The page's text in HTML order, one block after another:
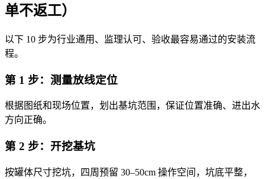
单不返工）
以下 10 步为行业通用、监理认可、验收最容易通过的安装流
程。
第 1 步：测量放线定位
根据图纸和现场位置，划出基坑范围，保证位置准确、进出水
方向正确。
第 2 步：开挖基坑
按罐体尺寸挖坑，四周预留 30–50cm 操作空间，坑底平整，